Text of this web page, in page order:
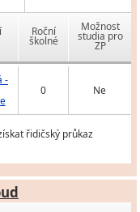
Roční
školné
Možnost
studia pro
ZP
-
0 Ne
řidičský průkaz